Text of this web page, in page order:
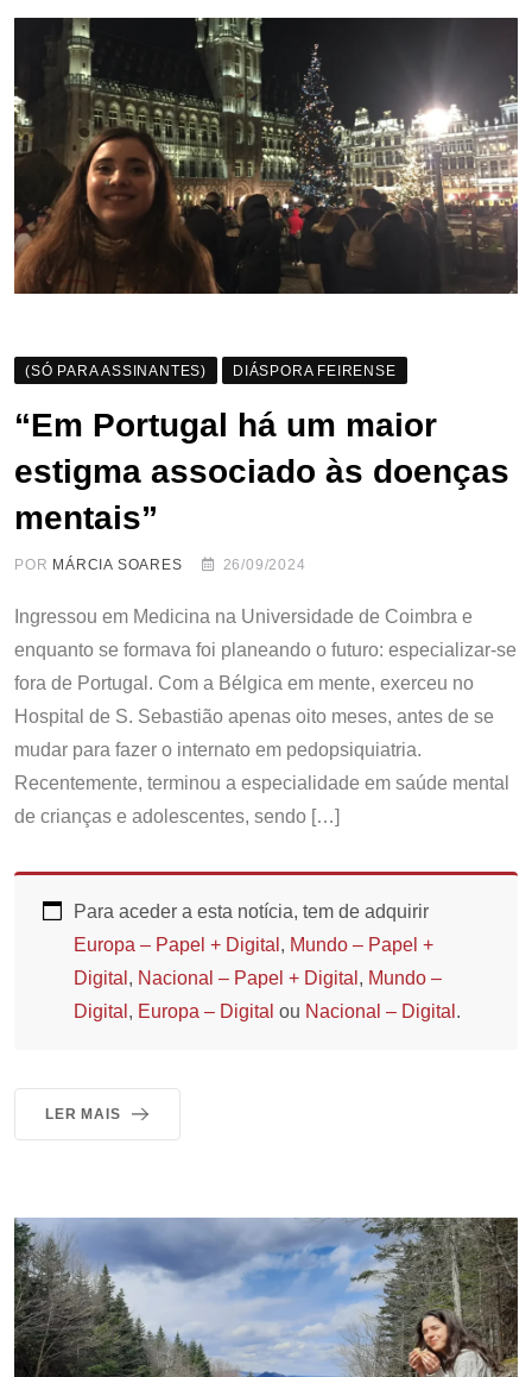
(SÓ PARA ASSINANTES) DIÁSPORA FEIRENSE
“Em Portugal há um maior
estigma associado às doenças
mentais”
POR MÁRCIA SOARES 26/09/2024
Ingressou em Medicina na Universidade de Coimbra e
enquanto se formava foi planeando o futuro: especializar-se
fora de Portugal. Com a Bélgica em mente, exerceu no
Hospital de S. Sebastião apenas oito meses, antes de se
mudar para fazer o internato em pedopsiquiatria.
Recentemente, terminou a especialidade em saúde mental
de crianças e adolescentes, sendo […]
Para aceder a esta notícia, tem de adquirir
Europa – Papel + Digital , Mundo – Papel +
Digital , Nacional – Papel + Digital , Mundo –
Digital , Europa – Digital ou Nacional – Digital .
LER MAIS